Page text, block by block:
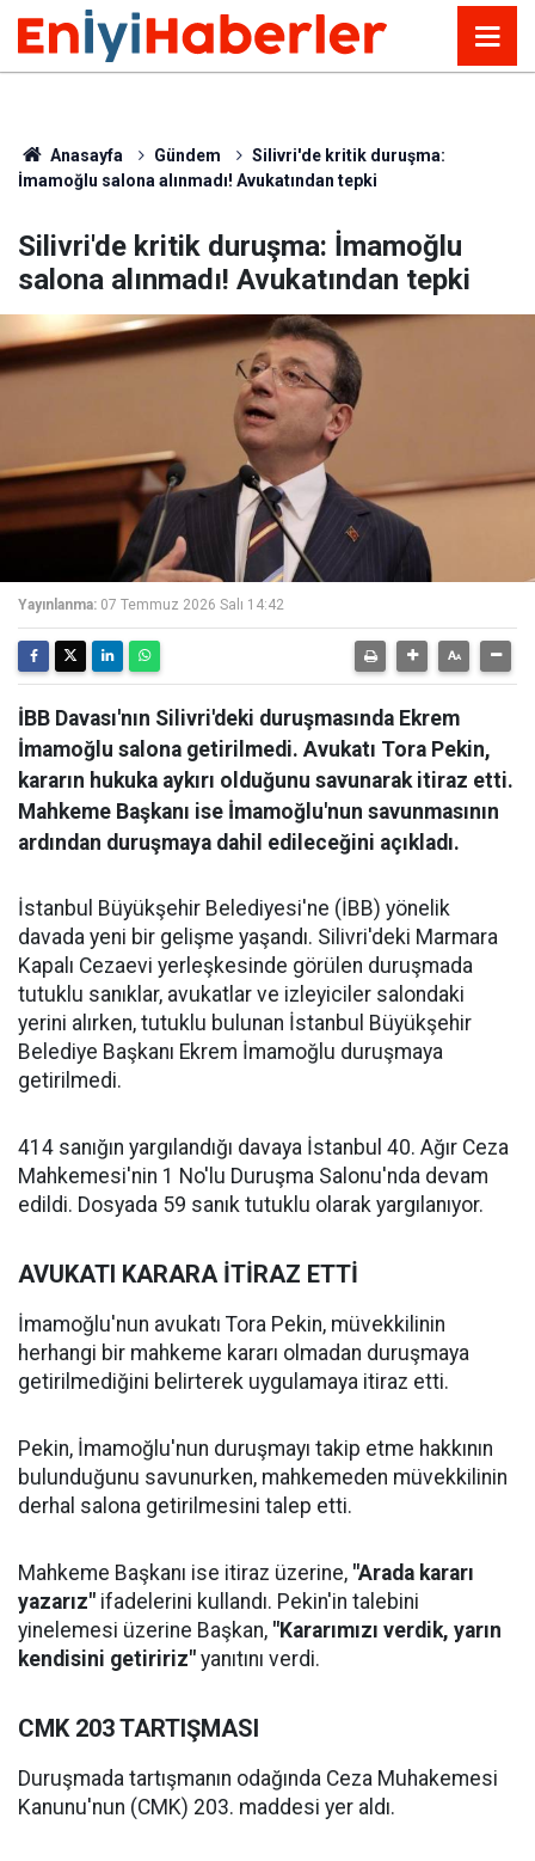
Anasayfa Gündem
Silivri'de kritik duruşma:
İmamoğlu salona alınmadı! Avukatından tepki
Silivri'de kritik duruşma: İmamoğlu
salona alınmadı! Avukatından tepki
Yayınlanma: 07 Temmuz 2026 Salı 14:42
İBB Davası'nın Silivri'deki duruşmasında Ekrem
İmamoğlu salona getirilmedi. Avukatı Tora Pekin,
kararın hukuka aykırı olduğunu savunarak itiraz etti.
Mahkeme Başkanı ise İmamoğlu'nun savunmasının
ardından duruşmaya dahil edileceğini açıkladı.
İstanbul Büyükşehir Belediyesi'ne (İBB) yönelik
davada yeni bir gelişme yaşandı. Silivri'deki Marmara
Kapalı Cezaevi yerleşkesinde görülen duruşmada
tutuklu sanıklar, avukatlar ve izleyiciler salondaki
yerini alırken, tutuklu bulunan İstanbul Büyükşehir
Belediye Başkanı Ekrem İmamoğlu duruşmaya
getirilmedi.
414 sanığın yargılandığı davaya İstanbul 40. Ağır Ceza
Mahkemesi'nin 1 No'lu Duruşma Salonu'nda devam
edildi. Dosyada 59 sanık tutuklu olarak yargılanıyor.
AVUKATI KARARA İTİRAZ ETTİ
İmamoğlu'nun avukatı Tora Pekin, müvekkilinin
herhangi bir mahkeme kararı olmadan duruşmaya
getirilmediğini belirterek uygulamaya itiraz etti.
Pekin, İmamoğlu'nun duruşmayı takip etme hakkının
bulunduğunu savunurken, mahkemeden müvekkilinin
derhal salona getirilmesini talep etti.
Mahkeme Başkanı ise itiraz üzerine, "Arada kararı
yazarız" ifadelerini kullandı. Pekin'in talebini
yinelemesi üzerine Başkan, "Kararımızı verdik, yarın
kendisini getiririz" yanıtını verdi.
CMK 203 TARTIŞMASI
Duruşmada tartışmanın odağında Ceza Muhakemesi
Kanunu'nun (CMK) 203. maddesi yer aldı.